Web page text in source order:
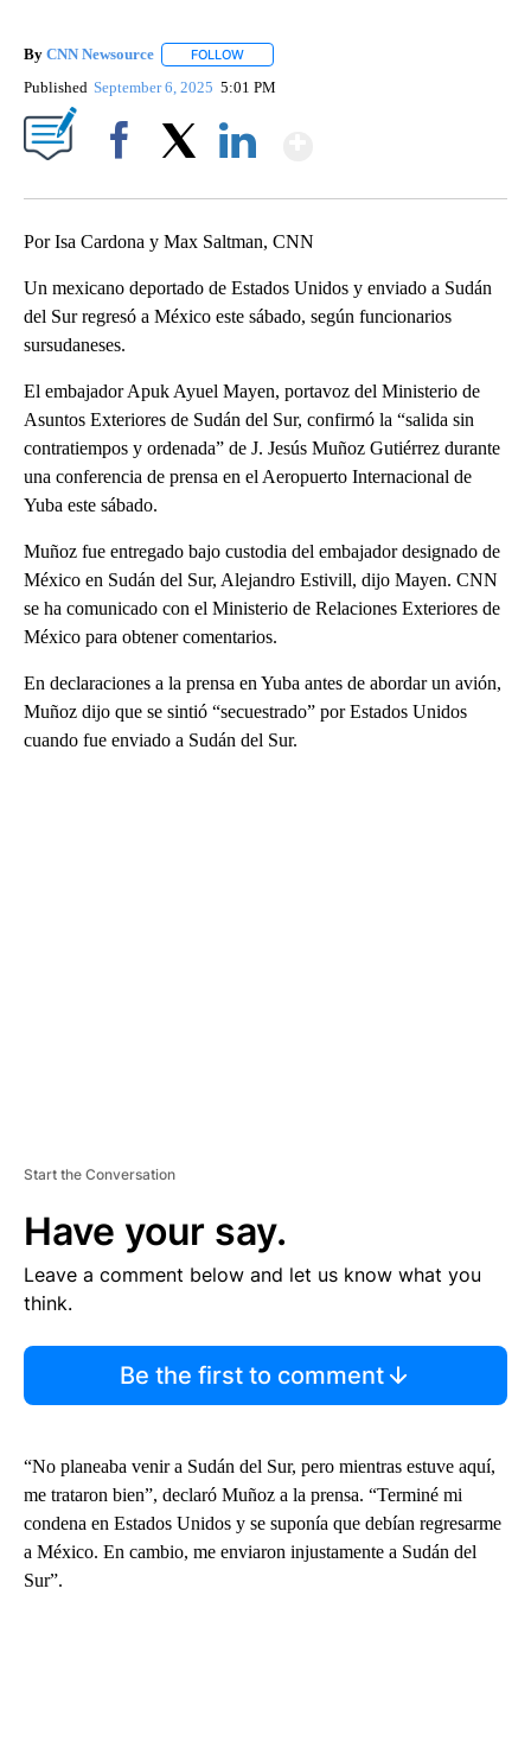
By CNN Newsource FOLLOW
Published September 6, 2025 5:01 PM
Por Isa Cardona y Max Saltman, CNN
Un mexicano deportado de Estados Unidos y enviado a Sudán
del Sur regresó a México este sábado, según funcionarios
sursudaneses.
El embajador Apuk Ayuel Mayen, portavoz del Ministerio de
Asuntos Exteriores de Sudán del Sur, confirmó la “salida sin
contratiempos y ordenada” de J. Jesús Muñoz Gutiérrez durante
una conferencia de prensa en el Aeropuerto Internacional de
Yuba este sábado.
Muñoz fue entregado bajo custodia del embajador designado de
México en Sudán del Sur, Alejandro Estivill, dijo Mayen. CNN
se ha comunicado con el Ministerio de Relaciones Exteriores de
México para obtener comentarios.
En declaraciones a la prensa en Yuba antes de abordar un avión,
Muñoz dijo que se sintió “secuestrado” por Estados Unidos
cuando fue enviado a Sudán del Sur.
Start the Conversation
Have your say.
Leave a comment below and let us know what you
think.
Be the first to comment
“No planeaba venir a Sudán del Sur, pero mientras estuve aquí,
me trataron bien”, declaró Muñoz a la prensa. “Terminé mi
condena en Estados Unidos y se suponía que debían regresarme
a México. En cambio, me enviaron injustamente a Sudán del
Sur”.